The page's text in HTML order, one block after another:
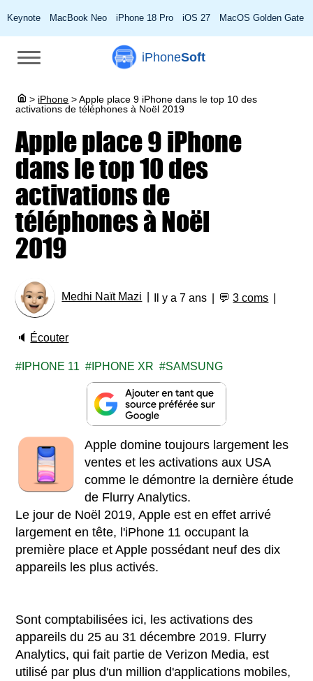
Keynote MacBook Neo iPhone 18 Pro iOS 27 MacOS Golden Gate
iPhoneSoft
> iPhone >Apple place 9 iPhone dans le top 10 des
activations de téléphones à Noël 2019
Apple place 9 iPhone
dans le top 10 des
activations de
téléphones à Noël
2019
Medhi Naït Mazi Il y a 7 ans 💬3 coms
🔈 Écouter
IPHONE 11 IPHONE XR SAMSUNG
Apple domine toujours largement les
ventes et les activations aux USA
comme le démontre la dernière étude
de Flurry Analytics.
Le jour de Noël 2019, Apple est en effet arrivé
largement en tête, l'iPhone 11 occupant la
première place et Apple possédant neuf des dix
appareils les plus activés.
Sont comptabilisées ici, les activations des
appareils du 25 au 31 décembre 2019. Flurry
Analytics, qui fait partie de Verizon Media, est
utilisé par plus d'un million d'applications mobiles,